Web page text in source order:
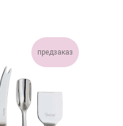
предзаказ